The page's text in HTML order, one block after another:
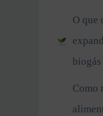
O que
biogás
Como